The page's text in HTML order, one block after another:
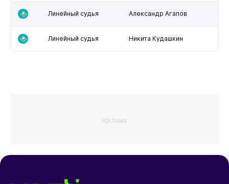
Линейный судья Александр Агапов
Линейный судья Никита Кудашкин
РЕКЛАМА